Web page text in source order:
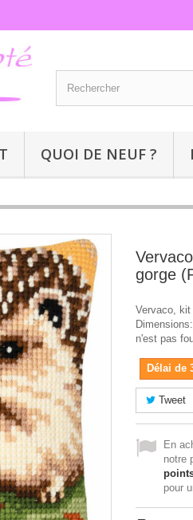
QUOI DE NEUF ?
gorge
Vervaco, kit
n'est pas
Délai de
Tweet
En
notre
pour